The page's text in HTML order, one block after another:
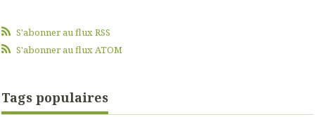
S'abonner au flux RSS
S'abonner au flux ATOM
Tags populaires